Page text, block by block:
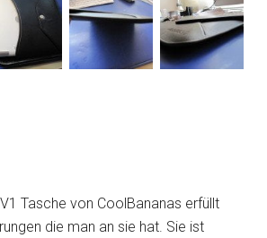
Tasche von CoolBananas erfüllt
die man an sie hat. Sie ist